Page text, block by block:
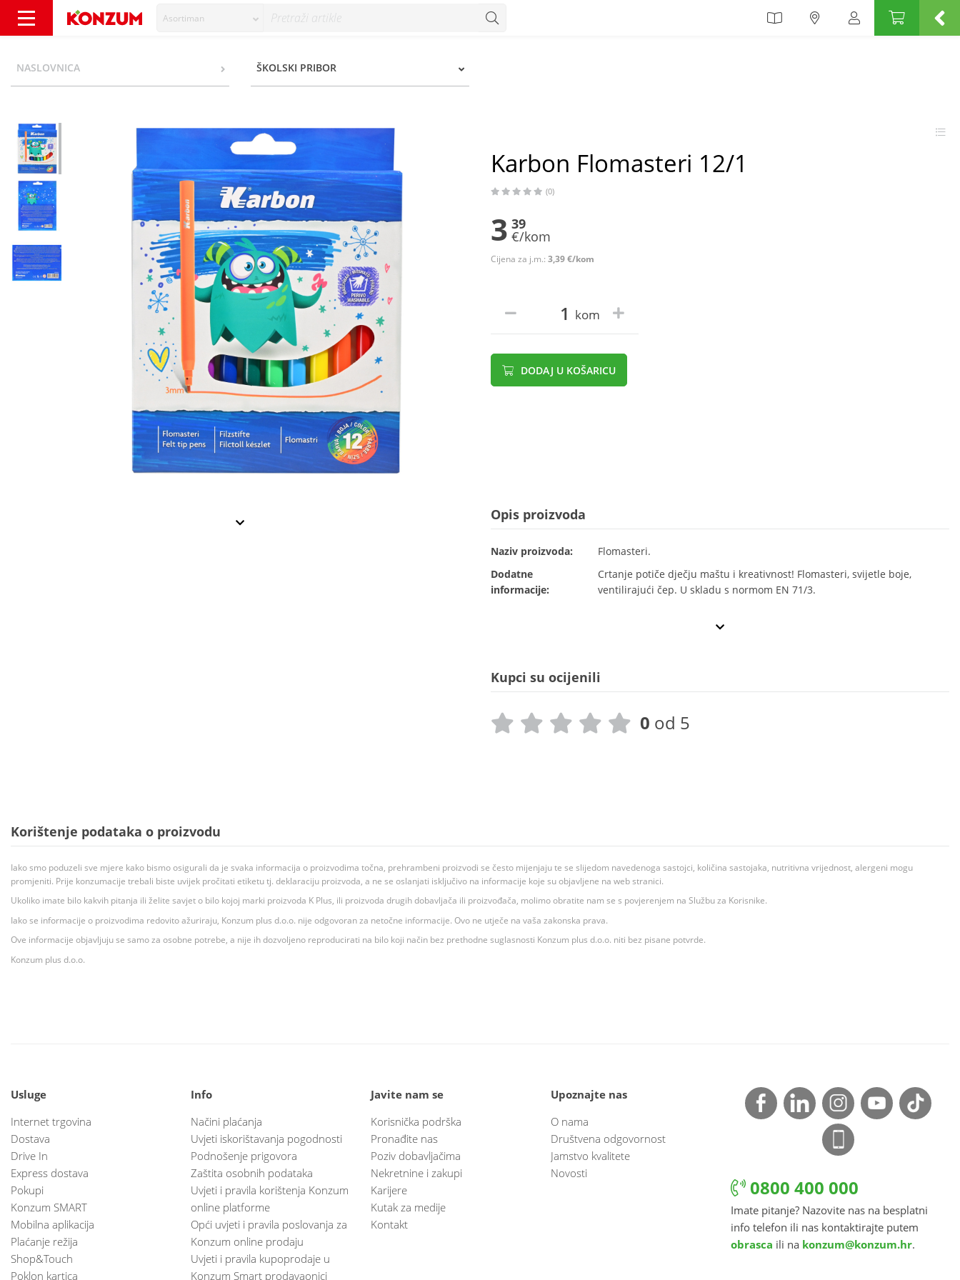
Asortiman
NASLOVNICA ŠKOLSKI PRIBOR
Karbon Flomasteri 12/1
(0)
3 39
€/kom
Cijena za j.m.: 3,39 €/kom
kom
DODAJ U KOŠARICU
Opis proizvoda
Naziv proizvoda:
Flomasteri.
Dodatne
informacije:
Crtanje potiče dječju maštu i kreativnost! Flomasteri, svijetle boje,
ventilirajući čep. U skladu s normom EN 71/3.
Kupci su ocijenili
0 od 5
Korištenje podataka o proizvodu
Iako smo poduzeli sve mjere kako bismo osigurali da je svaka informacija o proizvodima točna, prehrambeni proizvodi se često mijenjaju te se slijedom navedenoga sastojci, količina sastojaka, nutritivna vrijednost, alergeni mogu
promjeniti. Prije konzumacije trebali biste uvijek pročitati etiketu tj. deklaraciju proizvoda, a ne se oslanjati isključivo na informacije koje su objavljene na web stranici.
Ukoliko imate bilo kakvih pitanja ili želite savjet o bilo kojoj marki proizvoda K Plus, ili proizvoda drugih dobavljača ili proizvođača, molimo obratite nam se s povjerenjem na Službu za Korisnike.
Iako se informacije o proizvodima redovito ažuriraju, Konzum plus d.o.o. nije odgovoran za netočne informacije. Ovo ne utječe na vaša zakonska prava.
Ove informacije objavljuju se samo za osobne potrebe, a nije ih dozvoljeno reproducirati na bilo koji način bez prethodne suglasnosti Konzum plus d.o.o. niti bez pisane potvrde.
Konzum plus d.o.o.
Usluge
Internet trgovina
Dostava
Drive In
Express dostava
Pokupi
Konzum SMART
Mobilna aplikacija
Plaćanje režija
Shop&Touch
Poklon kartica
Info
Načini plaćanja
Uvjeti iskorištavanja pogodnosti
Podnošenje prigovora
Zaštita osobnih podataka
Uvjeti i pravila korištenja Konzum
online platforme
Opći uvjeti i pravila poslovanja za
Konzum online prodaju
Uvjeti i pravila kupoprodaje u
Konzum Smart prodavaonici
Javite nam se
Korisnička podrška
Pronađite nas
Poziv dobavljačima
Nekretnine i zakupi
Karijere
Kutak za medije
Kontakt
Upoznajte nas
O nama
Društvena odgovornost
Jamstvo kvalitete
Novosti
0800 400 000
Imate pitanje? Nazovite nas na besplatni
info telefon ili nas kontaktirajte putem
obrasca ili na konzum@konzum.hr.